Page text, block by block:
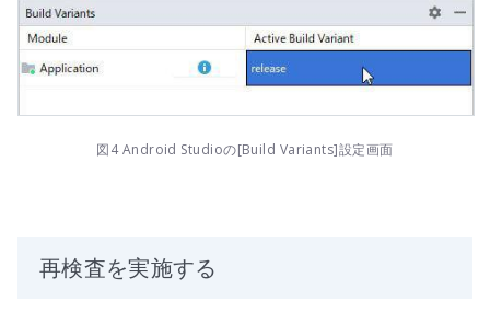
図4 Android Studioの[Build Variants]設定画面
再検査を実施する